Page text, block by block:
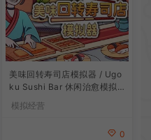
美味回转寿司店模拟器 / Ugo
ku Sushi Bar 休闲治愈模拟
模拟经营
0